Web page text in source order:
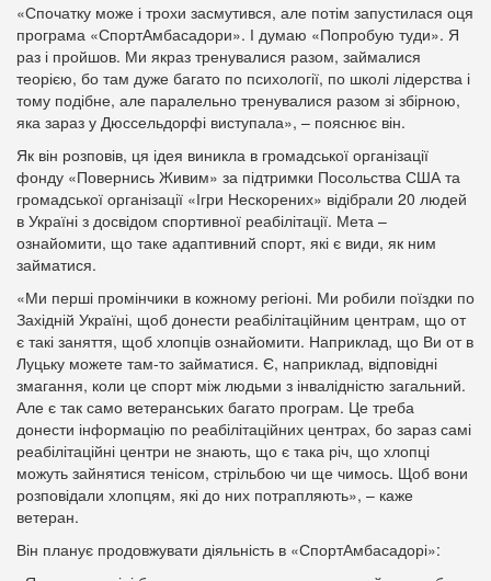
«Спочатку може і трохи засмутився, але потім запустилася оця
програма «СпортАмбасадори». І думаю «Попробую туди». Я
раз і пройшов. Ми якраз тренувалися разом, займалися
теорією, бо там дуже багато по психології, по школі лідерства і
тому подібне, але паралельно тренувалися разом зі збірною,
яка зараз у Дюссельдорфі виступала», – пояснює він.
Як він розповів, ця ідея виникла в громадської організації
фонду «Повернись Живим» за підтримки Посольства США та
громадської організації «Ігри Нескорених» відібрали 20 людей
в Україні з досвідом спортивної реабілітації. Мета –
ознайомити, що таке адаптивний спорт, які є види, як ним
займатися.
«Ми перші промінчики в кожному регіоні. Ми робили поїздки по
Західній Україні, щоб донести реабілітаційним центрам, що от
є такі заняття, щоб хлопців ознайомити. Наприклад, що Ви от в
Луцьку можете там-то займатися. Є, наприклад, відповідні
змагання, коли це спорт між людьми з інвалідністю загальний.
Але є так само ветеранських багато програм. Це треба
донести інформацію по реабілітаційних центрах, бо зараз самі
реабілітаційні центри не знають, що є така річ, що хлопці
можуть зайнятися тенісом, стрільбою чи ще чимось. Щоб вони
розповідали хлопцям, які до них потрапляють», – каже
ветеран.
Він планує продовжувати діяльність в «СпортАмбасадорі»: